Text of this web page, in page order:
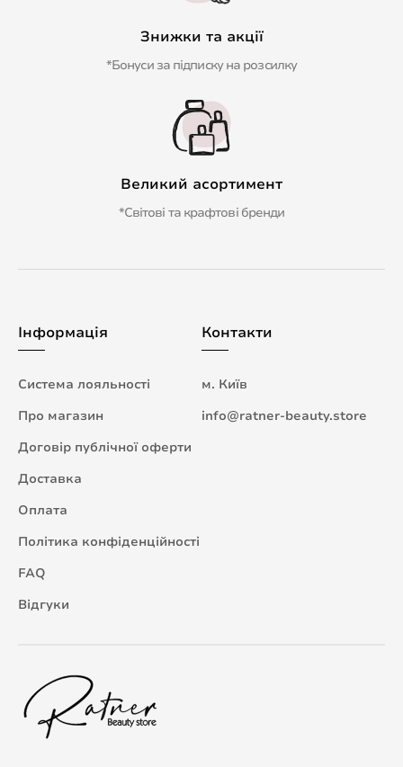
Знижки та акції
*Бонуси за підписку на розсилку
Великий асортимент
*Світові та крафтові бренди
Інформація
Система лояльності
Про магазин
Договір публічної оферти
Доставка
Оплата
Політика конфіденційності
FAQ
Відгуки
Контакти
м. Київ
info@ratner-beauty.store